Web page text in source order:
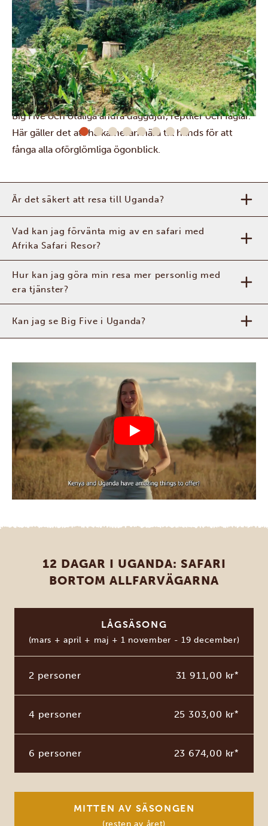
Om du någonsin har drömt om en safari i Afrika, gör
dig redo att uppfylla din dröm.Murchison Falls
National ParkochZiwa Rhino Sanctuaryär hemvist för
Big Five och otaliga andra däggdjur, reptiler och fåglar.
Här gäller det att ha kameran nära till hands för att
fånga alla oförglömliga ögonblick.
Är det säkert att resa till Uganda?
Vad kan jag förvänta mig av en safari med
Afrika Safari Resor?
Hur kan jag göra min resa mer personlig med
era tjänster?
Kan jag se Big Five i Uganda?
12 DAGAR I UGANDA: SAFARI
BORTOM ALLFARVÄGARNA
LÅGSÄSONG
(mars + april + maj + 1 november - 19 december)
2 personer 31 911,00 kr*
4 personer 25 303,00 kr*
6 personer 23 674,00 kr*
MITTEN AV SÄSONGEN
(resten av året)